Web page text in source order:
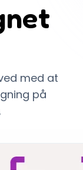
med at
på